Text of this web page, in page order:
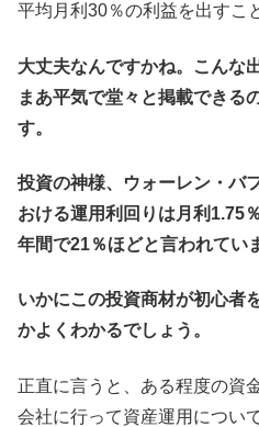
平均月利30％の利益を出すこ
大丈夫なんですかね。こんな
まあ平気で堂々と掲載できる
す。
投資の神様、ウォーレン・バ
おける運用利回りは月利1.75
年間で21％ほどと言われてい
いかにこの投資商材が初心者
かよくわかるでしょう。
正直に言うと、ある程度の資
会社に行って資産運用につい